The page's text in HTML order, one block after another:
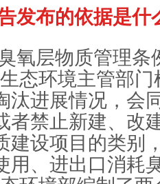
发布的依据是什
氧层物质管理条
态环境主管部
汰进展情况，会
者禁止新建、改
建设项目的类别
用、进出口消耗